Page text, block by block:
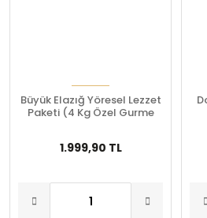
Büyük Elazığ Yöresel Lezzet
Paketi (4 Kg Özel Gurme
1.999,90 TL